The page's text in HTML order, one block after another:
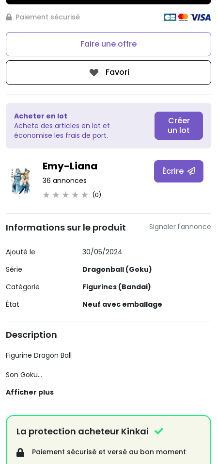
Paiement sécurisé
Faire une offre
Favori
Acheter en lot
Achete des articles en lot et
économise les frais de port.
Créer
un lot
Emy-Liana
36 annonces
(0)
Écrire
Signaler l'annonce
Informations sur le produit
Ajouté le
30/05/2024
Série
Dragonball (Goku)
Catégorie
Figurines (Bandai)
État
Neuf avec emballage
Description
Figurine Dragon Ball
Son Goku
Match Makers
neuve
Afficher plus
La protection acheteur Kinkai
Paiement sécurisé et versé au bon moment